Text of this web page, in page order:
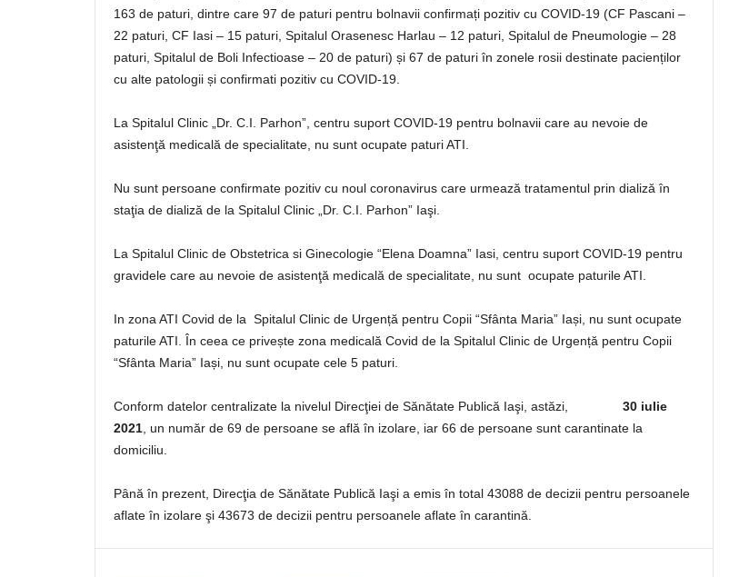
163 de paturi, dintre care 97 de paturi pentru bolnavii confirmați pozitiv cu COVID-19 (CF Pascani –
22 paturi, CF Iasi – 15 paturi, Spitalul Orasenesc Harlau – 12 paturi, Spitalul de Pneumologie – 28
paturi, Spitalul de Boli Infectioase – 20 de paturi) și 67 de paturi în zonele rosii destinate pacienților
cu alte patologii și confirmati pozitiv cu COVID-19.
La Spitalul Clinic „Dr. C.I. Parhon”, centru suport COVID-19 pentru bolnavii care au nevoie de
asistenţă medicală de specialitate, nu sunt ocupate paturi ATI.
Nu sunt persoane confirmate pozitiv cu noul coronavirus care urmează tratamentul prin dializă în
staţia de dializă de la Spitalul Clinic „Dr. C.I. Parhon” Iaşi.
La Spitalul Clinic de Obstetrica si Ginecologie “Elena Doamna” Iasi, centru suport COVID-19 pentru
gravidele care au nevoie de asistenţă medicală de specialitate, nu sunt ocupate paturile ATI.
In zona ATI Covid de la Spitalul Clinic de Urgență pentru Copii “Sfânta Maria” Iași, nu sunt ocupate
paturile ATI. În ceea ce privește zona medicală Covid de la Spitalul Clinic de Urgență pentru Copii
“Sfânta Maria” Iași, nu sunt ocupate cele 5 paturi.
Conform datelor centralizate la nivelul Direcţiei de Sănătate Publică Iaşi, astăzi, 30 iulie
2021 , un număr de 69 de persoane se află în izolare, iar 66 de persoane sunt carantinate la
domiciliu.
Până în prezent, Direcţia de Sănătate Publică Iaşi a emis în total 43088 de decizii pentru persoanele
aflate în izolare şi 43673 de decizii pentru persoanele aflate în carantină.